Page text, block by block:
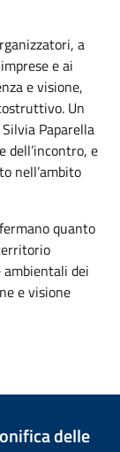
a
e ai
e visione,
Un
Paparella
dell’incontro, e
nell’ambito
quanto
dei
e visione
delle